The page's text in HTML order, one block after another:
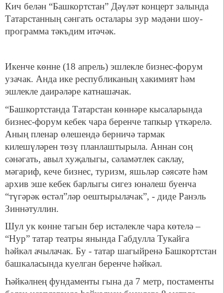
Кич белән “Башкортстан” Дәүләт концерт залында
Татарстанның сәнгать осталары зур мәдәни шоу-
программа тәкъдим итәчәк.
Икенче көнне (18 апрель) эшлекле бизнес-форум
узачак. Анда ике республиканың хакимият һәм
эшлекле даирәләре катнашачак.
“Башкортстанда Татарстан көннәре кысаларында
бизнес-форум кебек чара беренче тапкыр үткәрелә.
Аның пленар өлешендә берничә тармак
килешүләрен төзү планлаштырыла. Аннан соң
сәнәгать, авыл хуҗалыгы, сәламәтлек саклау,
мәгариф, кече бизнес, туризм, яшьләр сәясәте һәм
архив эше кебек барлыгы сигез юнәлеш буенча
“түгәрәк өстәл”ләр оештырылачак”, - диде Ранэль
Зиннәтуллин.
Шул ук көнне тагын бер истәлекле чара көтелә –
“Нур” татар театры янында Габдулла Тукайга
һәйкәл ачылачак. Бу - татар шагыйренә Башкортстан
башкаласында куелган беренче һәйкәл.
Һәйкәлнең фундаменты гына да 7 метр, постаменты